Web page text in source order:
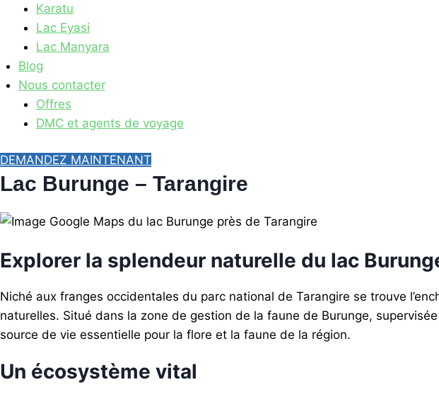
Karatu
Lac Eyasi
Lac Manyara
Blog
Nous contacter
Offres
DMC et agents de voyage
DEMANDEZ MAINTENANT
Lac Burunge – Tarangire
Explorer la splendeur naturelle du lac
Niché aux franges occidentales du parc national de Tarangire se trouve
naturelles. Situé dans la zone de gestion de la faune de Burunge,
source de vie essentielle pour la flore et la faune de la région.
Un écosystème vital